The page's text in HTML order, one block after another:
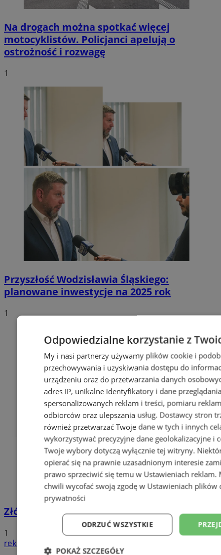
Na drogach można spotkać więcej
motocyklistów. Policjanci apelują o
ostrożność i rozwagę
1
Przyszłość Wodzisławia Śląskiego:
planowane inwestycje na 2025 rok
1
Złóż wniosek o dodatek węglowy
1
reklama
Odpowiedzialne korzystanie z
My i nasi partnerzy używamy plików cookie i
przechowywania i uzyskiwania dostępu do
urządzeniu oraz do przetwarzania danych
adres IP, unikalne identyfikatory i dane
spersonalizowanych reklam i treści, pomiaru
odbiorców oraz ulepszania usług. Dostawcy stron
również przetwarzać Twoje dane w tych i innych
wykorzystywać precyzyjne dane geolokalizacyjne i
Twoje wybory dotyczą wyłącznie tej witryny.
opierać się na prawnie uzasadnionym interesie
prawo sprzeciwić się temu w Ustawieniach reklam.
chwili wycofać swoją zgodę w Ustawieniach plików
prywatności
ODRZUĆ WSZYSTKIE
POKAŻ SZCZEGÓŁY